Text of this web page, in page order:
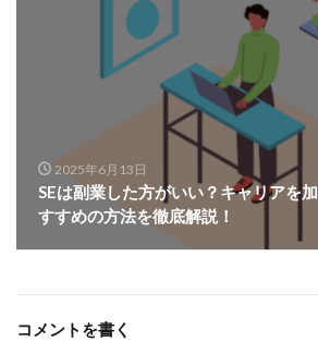
2025年6月13日
SEは副業した方がいい？キャリアを
すすめの方法を徹底解説！
コメントを書く